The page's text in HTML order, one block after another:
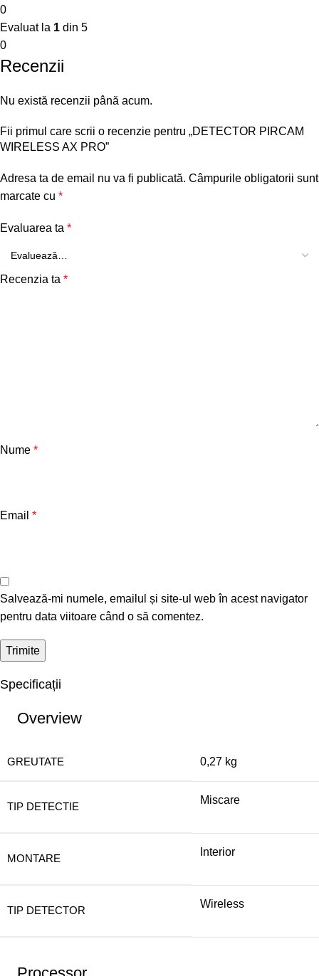
0
Evaluat la 1 din 5
0
Recenzii
Nu există recenzii până acum.
Fii primul care scrii o recenzie pentru „DETECTOR PIRCAM
WIRELESS AX PRO”
Adresa ta de email nu va fi publicată. Câmpurile obligatorii sunt
marcate cu *
Evaluarea ta *
Recenzia ta *
Nume *
Email *
Salvează-mi numele, emailul și site-ul web în acest navigator
pentru data viitoare când o să comentez.
Specificații
Overview
GREUTATE 0,27 kg
TIP DETECTIE
Miscare
MONTARE
Interior
TIP DETECTOR
Wireless